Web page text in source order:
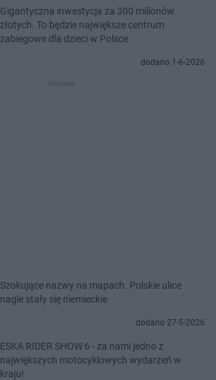
Gigantyczna inwestycja za 300 milionów
złotych. To będzie największe centrum
zabiegowe dla dzieci w Polsce
dodano 1-6-2026
Szokujące nazwy na mapach. Polskie ulice
nagle stały się niemieckie
dodano 27-5-2026
ESKA RIDER SHOW 6 - za nami jedno z
największych motocyklowych wydarzeń w
kraju!